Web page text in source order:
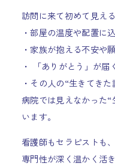
訪問に来て初めて見え
・部屋の温度や配置に
・家族が抱える不安や
・ 「ありがとう」が届
・その人の“生きてき
病院では見えなかった
います。
看護師もセラピストも
専門性が深く温かく活き